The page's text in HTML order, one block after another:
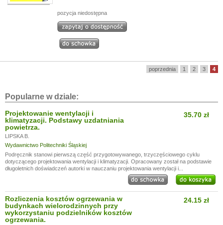
pozycja niedostępna
poprzednia 1 2 3 4
Popularne w dziale:
Projektowanie wentylacji i
klimatyzacji. Podstawy uzdatniania
powietrza.
LIPSKA B.
Wydawnictwo Politechniki Śląskiej
35.70 zł
Podręcznik stanowi pierwszą część przygotowywanego, trzyczęściowego cyklu
dotyczącego projektowania wentylacji i klimatyzacji. Opracowany został na podstawie
długoletnich doświadczeń autorki w nauczaniu projektowania wentylacji i...
Rozliczenia kosztów ogrzewania w
budynkach wielorodzinnych przy
wykorzystaniu podzielników kosztów
ogrzewania.
24.15 zł